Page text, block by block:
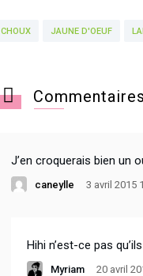
CHOUX JAUNE D'OEUF
J’en croquerais bien un
caneylle 3 avril 2015
Hihi n’est-ce pas
Myriam 20 avril